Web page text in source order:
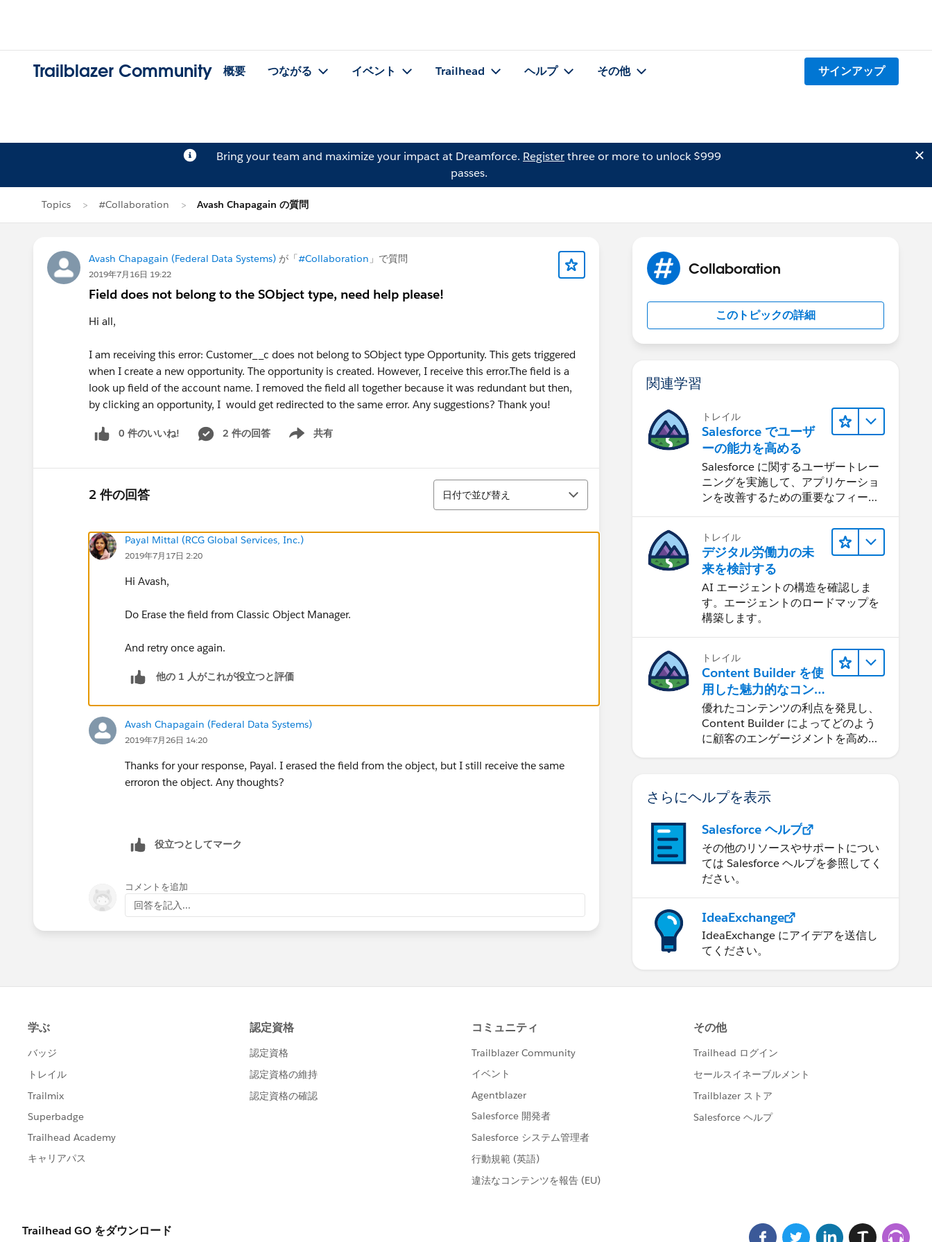
Trailblazer Community 概要 つながる イベント Trailhead ヘルプ その他 サインアップ
Bring your team and maximize your impact at Dreamforce. Registerthree or more to unlock $999
passes.
Topics #Collaboration Avash Chapagain の質問
Avash Chapagain (Federal Data Systems) が「#Collaboration 」で質問
2019年7月16日 19:22
Field does not belong to the SObject type, need help please!
Hi all,
I am receiving this error: Customer__c does not belong to SObject type Opportunity. This gets triggered
when I create a new opportunity. The opportunity is created. However, I receive this error.The field is a
look up field of the account name. I removed the field all together because it was redundant but then,
by clicking an opportunity, I would get redirected to the same error. Any suggestions? Thank you!
0 件のいいね! 2 件の回答 共有
Show menu
2 件の回答
並び替え
日付で並び替え
Payal Mittal (RCG Global Services, Inc.)
2019年7月17日 2:20
Hi Avash,
Do Erase the field from Classic Object Manager.
And retry once again.
他の 1 人がこれが役立つと評価
Avash Chapagain (Federal Data Systems)
2019年7月26日 14:20
Thanks for your response, Payal. I erased the field from the object, but I still receive the same
erroron the object. Any thoughts?
役立つとしてマーク
コメントを追加
回答を記入...
Collaboration
このトピックの詳細
関連学習
トレイル
Salesforce でユーザ
ーの能力を高める
Salesforce に関するユーザートレー
ニングを実施して、アプリケーショ
ンを改善するための重要なフィード
トレイル
デジタル労働力の未
来を検討する
AI エージェントの構造を確認しま
す。エージェントのロードマップを
構築します。
トレイル
Content Builder を使
用した魅力的なコン
テンツの作成
優れたコンテンツの利点を発見し、
Content Builder によってどのよう
に顧客のエンゲージメントを高める
さらにヘルプを表示
Salesforce ヘルプ
その他のリソースやサポートについ
ては Salesforce ヘルプを参照してく
ださい。
IdeaExchange
IdeaExchange にアイデアを送信し
てください。